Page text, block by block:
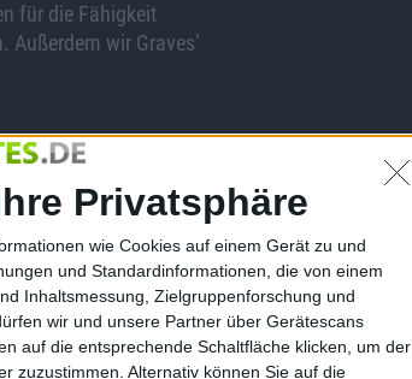
Privatsphäre
wie Cookies auf einem Gerät zu und
und Standardinformationen, die von einem
Inhaltsmessung, Zielgruppenforschung und
wir und unsere Partner über Gerätescans
auf die entsprechende Schaltfläche klicken, um der
zuzustimmen. Alternativ können Sie auf die
für die Fähigkeit
Außerdem wir Graves‘
ihm seine ultimative
seiner
die Verlangsamung
für Swains ultimative